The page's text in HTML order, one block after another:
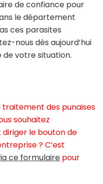
de confiance pour
le département
ces parasites
nous dès aujourd’hui
votre situation.
des punaises
souhaitez
le bouton de
? C’est
ce formulaire pour